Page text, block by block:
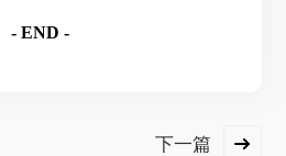
- END -
下一篇